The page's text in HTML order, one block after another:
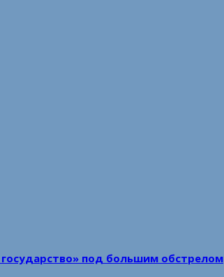
под большим обстрелом